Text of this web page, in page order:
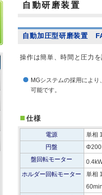
自動研磨装置
自動加圧型研磨装置
操作は簡単、時間と圧力
MGシステムの採用によ
可能です。
■仕様
電源 単相
円盤 Φ200
盤回転モーター
ホルダー回転モーター 単相